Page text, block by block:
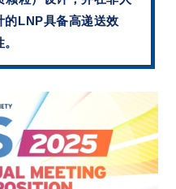
的LNP具备高递送效